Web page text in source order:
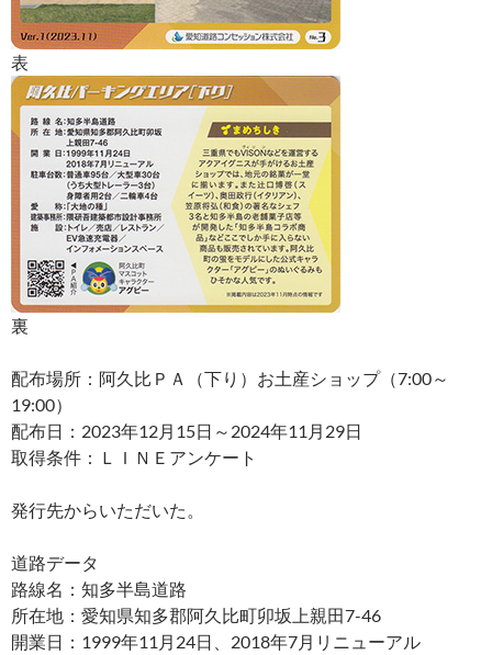
表
裏
配布場所：阿久比ＰＡ（下り）お土産ショップ（7:00～
19:00）
配布日：2023年12月15日～2024年11月29日
取得条件：ＬＩＮＥアンケート
発行先からいただいた。
道路データ
路線名：知多半島道路
所在地：愛知県知多郡阿久比町卯坂上親田7-46
開業日：1999年11月24日、2018年7月リニューアル